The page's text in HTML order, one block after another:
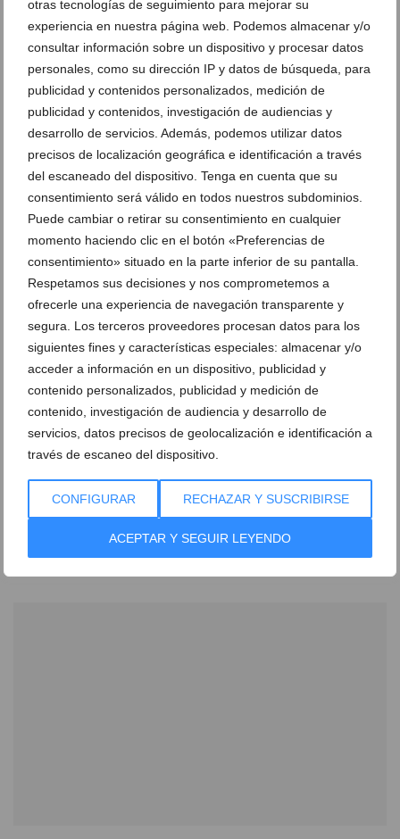
otras tecnologías de seguimiento para mejorar su
experiencia en nuestra página web. Podemos almacenar y/o
consultar información sobre un dispositivo y procesar datos
personales, como su dirección IP y datos de búsqueda, para
publicidad y contenidos personalizados, medición de
publicidad y contenidos, investigación de audiencias y
desarrollo de servicios. Además, podemos utilizar datos
precisos de localización geográfica e identificación a través
del escaneado del dispositivo. Tenga en cuenta que su
consentimiento será válido en todos nuestros subdominios.
Puede cambiar o retirar su consentimiento en cualquier
momento haciendo clic en el botón «Preferencias de
consentimiento» situado en la parte inferior de su pantalla.
Respetamos sus decisiones y nos comprometemos a
ofrecerle una experiencia de navegación transparente y
segura. Los terceros proveedores procesan datos para los
siguientes fines y características especiales: almacenar y/o
acceder a información en un dispositivo, publicidad y
contenido personalizados, publicidad y medición de
contenido, investigación de audiencia y desarrollo de
servicios, datos precisos de geolocalización e identificación a
través de escaneo del dispositivo.
CONFIGURAR RECHAZAR Y SUSCRIBIRSE
ACEPTAR Y SEGUIR LEYENDO
‘Delegar sin perder el control’: Xàbia ofrece claves
gratuitas para el liderazgo estratégico
27 de abril de 2026
Transforma tu evento en una experiencia única en
el Hotel Denia Marriott La Sella
24 de abril de 2026